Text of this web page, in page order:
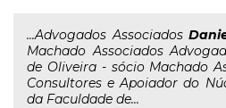
...Advogados Associados
Machado Associados
de Oliveira - sócio Machado
Consultores e Apoiador do
da Faculdade de...